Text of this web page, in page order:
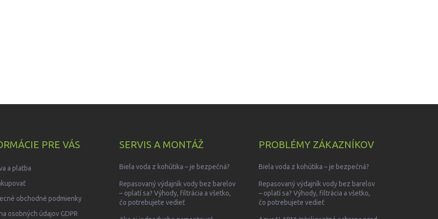
PRE VÁS
a platba
obchodné podmienky
osobných údajov GDPR
SERVIS A MONTÁŽ
Biela voda z kohútika – je bezpečná?
Repasovaný výdajník vody bez barelov
– oplatí sa? Výhody, filtrácia a všetko,
čo potrebujete vedieť
PROBLÉMY ZÁKAZNÍKOV
Biela voda z kohútika – je bezpečná?
Repasovaný výdajník vody bez barelov
– oplatí sa? Výhody, filtrácia a všetko,
čo potrebujete vedieť